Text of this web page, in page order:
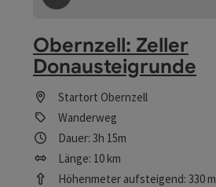
Beitrag merken
Obernzell: Zeller
Donausteigrunde
Startort Obernzell
Wanderweg
Dauer: 3h 15m
Länge: 10 km
Höhenmeter aufsteigend: 330 m